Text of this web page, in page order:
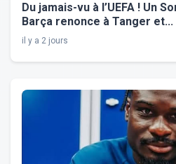
Du jamais-vu à l’UEFA ! Un
Barça renonce à Tanger et...
il y a 2 jours